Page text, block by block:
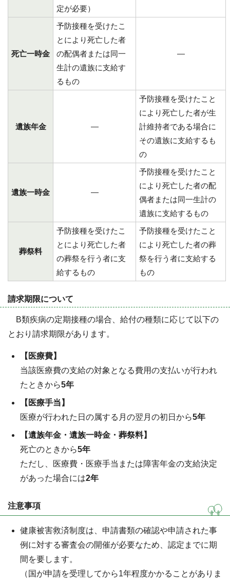
定が必要）
死亡一時金
予防接種を受けたこ
とにより死亡した者
の配偶者または同一
生計の遺族に支給す
るもの
―
遺族年金 ―
予防接種を受けたこと
により死亡した者が生
計維持者である場合に
その遺族に支給するも
の
遺族一時金 ―
予防接種を受けたこと
により死亡した者の配
偶者または同一生計の
遺族に支給するもの
葬祭料
予防接種を受けたこ
とにより死亡した者
の葬祭を行う者に支
給するもの
予防接種を受けたこと
により死亡した者の葬
祭を行う者に支給する
もの
請求期限について
B類疾病の定期接種の場合、給付の種類に応じて以下の
とおり請求期限があります。
【医療費】
当該医療費の支給の対象となる費用の支払いが行われ
たときから5年
【医療手当】
医療が行われた日の属する月の翌月の初日から5年
【遺族年金・遺族一時金・葬祭料】
死亡のときから5年
ただし、医療費・医療手当または障害年金の支給決定
があった場合には2年
注意事項
健康被害救済制度は、申請書類の確認や申請された事
例に対する審査会の開催が必要なため、認定までに期
間を要します。
（国が申請を受理してから1年程度かかることがありま